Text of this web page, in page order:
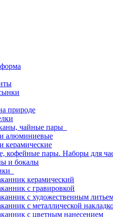
природе
чайные пары
алюминиевые
керамические
кофейные пары. Наборы для
и бокалы
керамический
c гравировкой
с художественным
с металлической
с цветным нанесением